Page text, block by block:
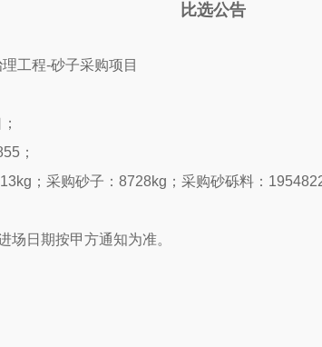
比选公告
工程-砂子采购项目
；
；采购砂子： 8728kg ；采购砂砾料：
场日期按甲方通知为准。